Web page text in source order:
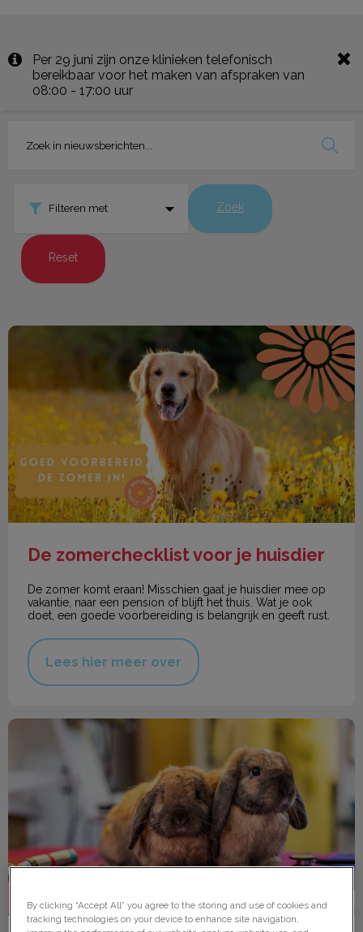
Per 29 juni zijn onze klinieken telefonisch
bereikbaar voor het maken van afspraken van
08:00 - 17:00 uur
Filteren met Zoek
Reset
De zomerchecklist voor je huisdier
De zomerchecklist voor je huisdier
De zomer komt eraan! Misschien gaat je huisdier mee op
vakantie, naar een pension of blijft het thuis. Wat je ook
doet, een goede voorbereiding is belangrijk en geeft rust.
Lees hier meer over
Konijnen maand actie!
By clicking “Accept All” you agree to the storing and use of cookies and
tracking technologies on your device to enhance site navigation,